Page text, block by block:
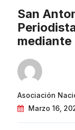
San
Asociación
Marzo 16,